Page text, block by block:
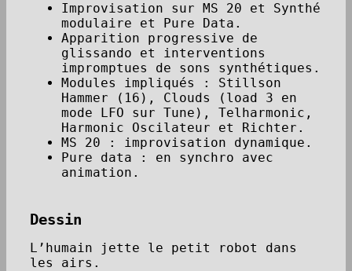
Improvisation sur MS 20 et Synthé
modulaire et Pure Data.
Apparition progressive de
glissando et interventions
impromptues de sons synthétiques.
Modules impliqués : Stillson
Hammer (16), Clouds (load 3 en
mode LFO sur Tune), Telharmonic,
Harmonic Oscilateur et Richter.
MS 20 : improvisation dynamique.
Pure data : en synchro avec
animation.
Dessin
L’humain jette le petit robot dans
les airs.